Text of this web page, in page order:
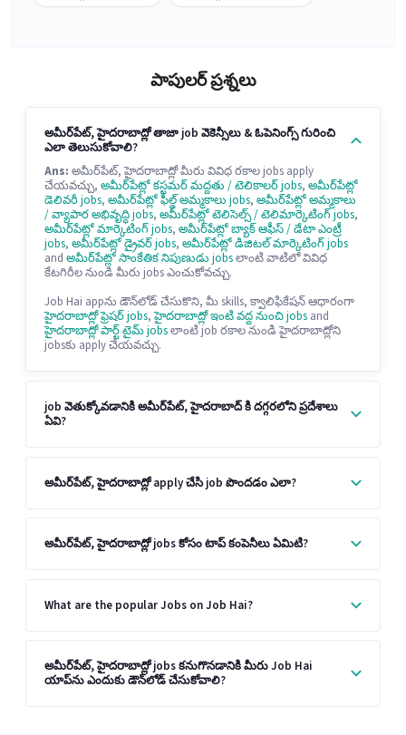
పాపులర్ ప్రశ్నలు
అమీర్‌పేట్, హైదరాబాద్లో తాజా job వెకెన్సీలు & ఓపెనింగ్స్ గురించి
ఎలా తెలుసుకోవాలి?
Ans: అమీర్‌పేట్, హైదరాబాద్లో మీరు వివిధ రకాల jobs apply
చేయవచ్చు, అమీర్‌పేట్లో కస్టమర్ మద్దతు / టెలికాలర్ jobs, అమీర్‌పేట్లో
డెలివరీ jobs, అమీర్‌పేట్లో ఫీల్డ్ అమ్మకాలు jobs, అమీర్‌పేట్లో అమ్మకాలు
/ వ్యాపార అభివృద్ధి jobs, అమీర్‌పేట్లో టెలిసెల్స్ / టెలిమార్కెటింగ్ jobs,
అమీర్‌పేట్లో మార్కెటింగ్ jobs, అమీర్‌పేట్లో బ్యాక్ ఆఫీస్ / డేటా ఎంట్రీ
jobs, అమీర్‌పేట్లో డ్రైవర్ jobs, అమీర్‌పేట్లో డిజిటల్ మార్కెటింగ్ jobs
and అమీర్‌పేట్లో సాంకేతిక నిపుణుడు jobsలాంటి వాటిలో వివిధ
కేటగిరీల నుండి మీరు jobs ఎంచుకోవచ్చు.
Job Hai appను డౌన్‌లోడ్ చేసుకొని, మీ skills, క్వాలిఫికేషన్ ఆధారంగా
హైదరాబాద్లో ఫ్రెషర్ jobs,హైదరాబాద్లో ఇంటి వద్ద నుంచి jobs and
హైదరాబాద్లో పార్ట్ టైమ్ jobsలాంటి job రకాల నుండి హైదరాబాద్లోని
jobsకు apply చేయవచ్చు.
job వెతుక్కోవడానికి అమీర్‌పేట్, హైదరాబాద్ కి దగ్గరలోని ప్రదేశాలు
ఏవి?
అమీర్‌పేట్, హైదరాబాద్లో apply చేసి job పొందడం ఎలా?
అమీర్‌పేట్, హైదరాబాద్లో jobs కోసం టాప్ కంపెనీలు ఏమిటి?
What are the popular Jobs on Job Hai?
అమీర్‌పేట్, హైదరాబాద్లో jobs కనుగొనడానికి మీరు Job Hai
యాప్‌ను ఎందుకు డౌన్‌లోడ్ చేసుకోవాలి?